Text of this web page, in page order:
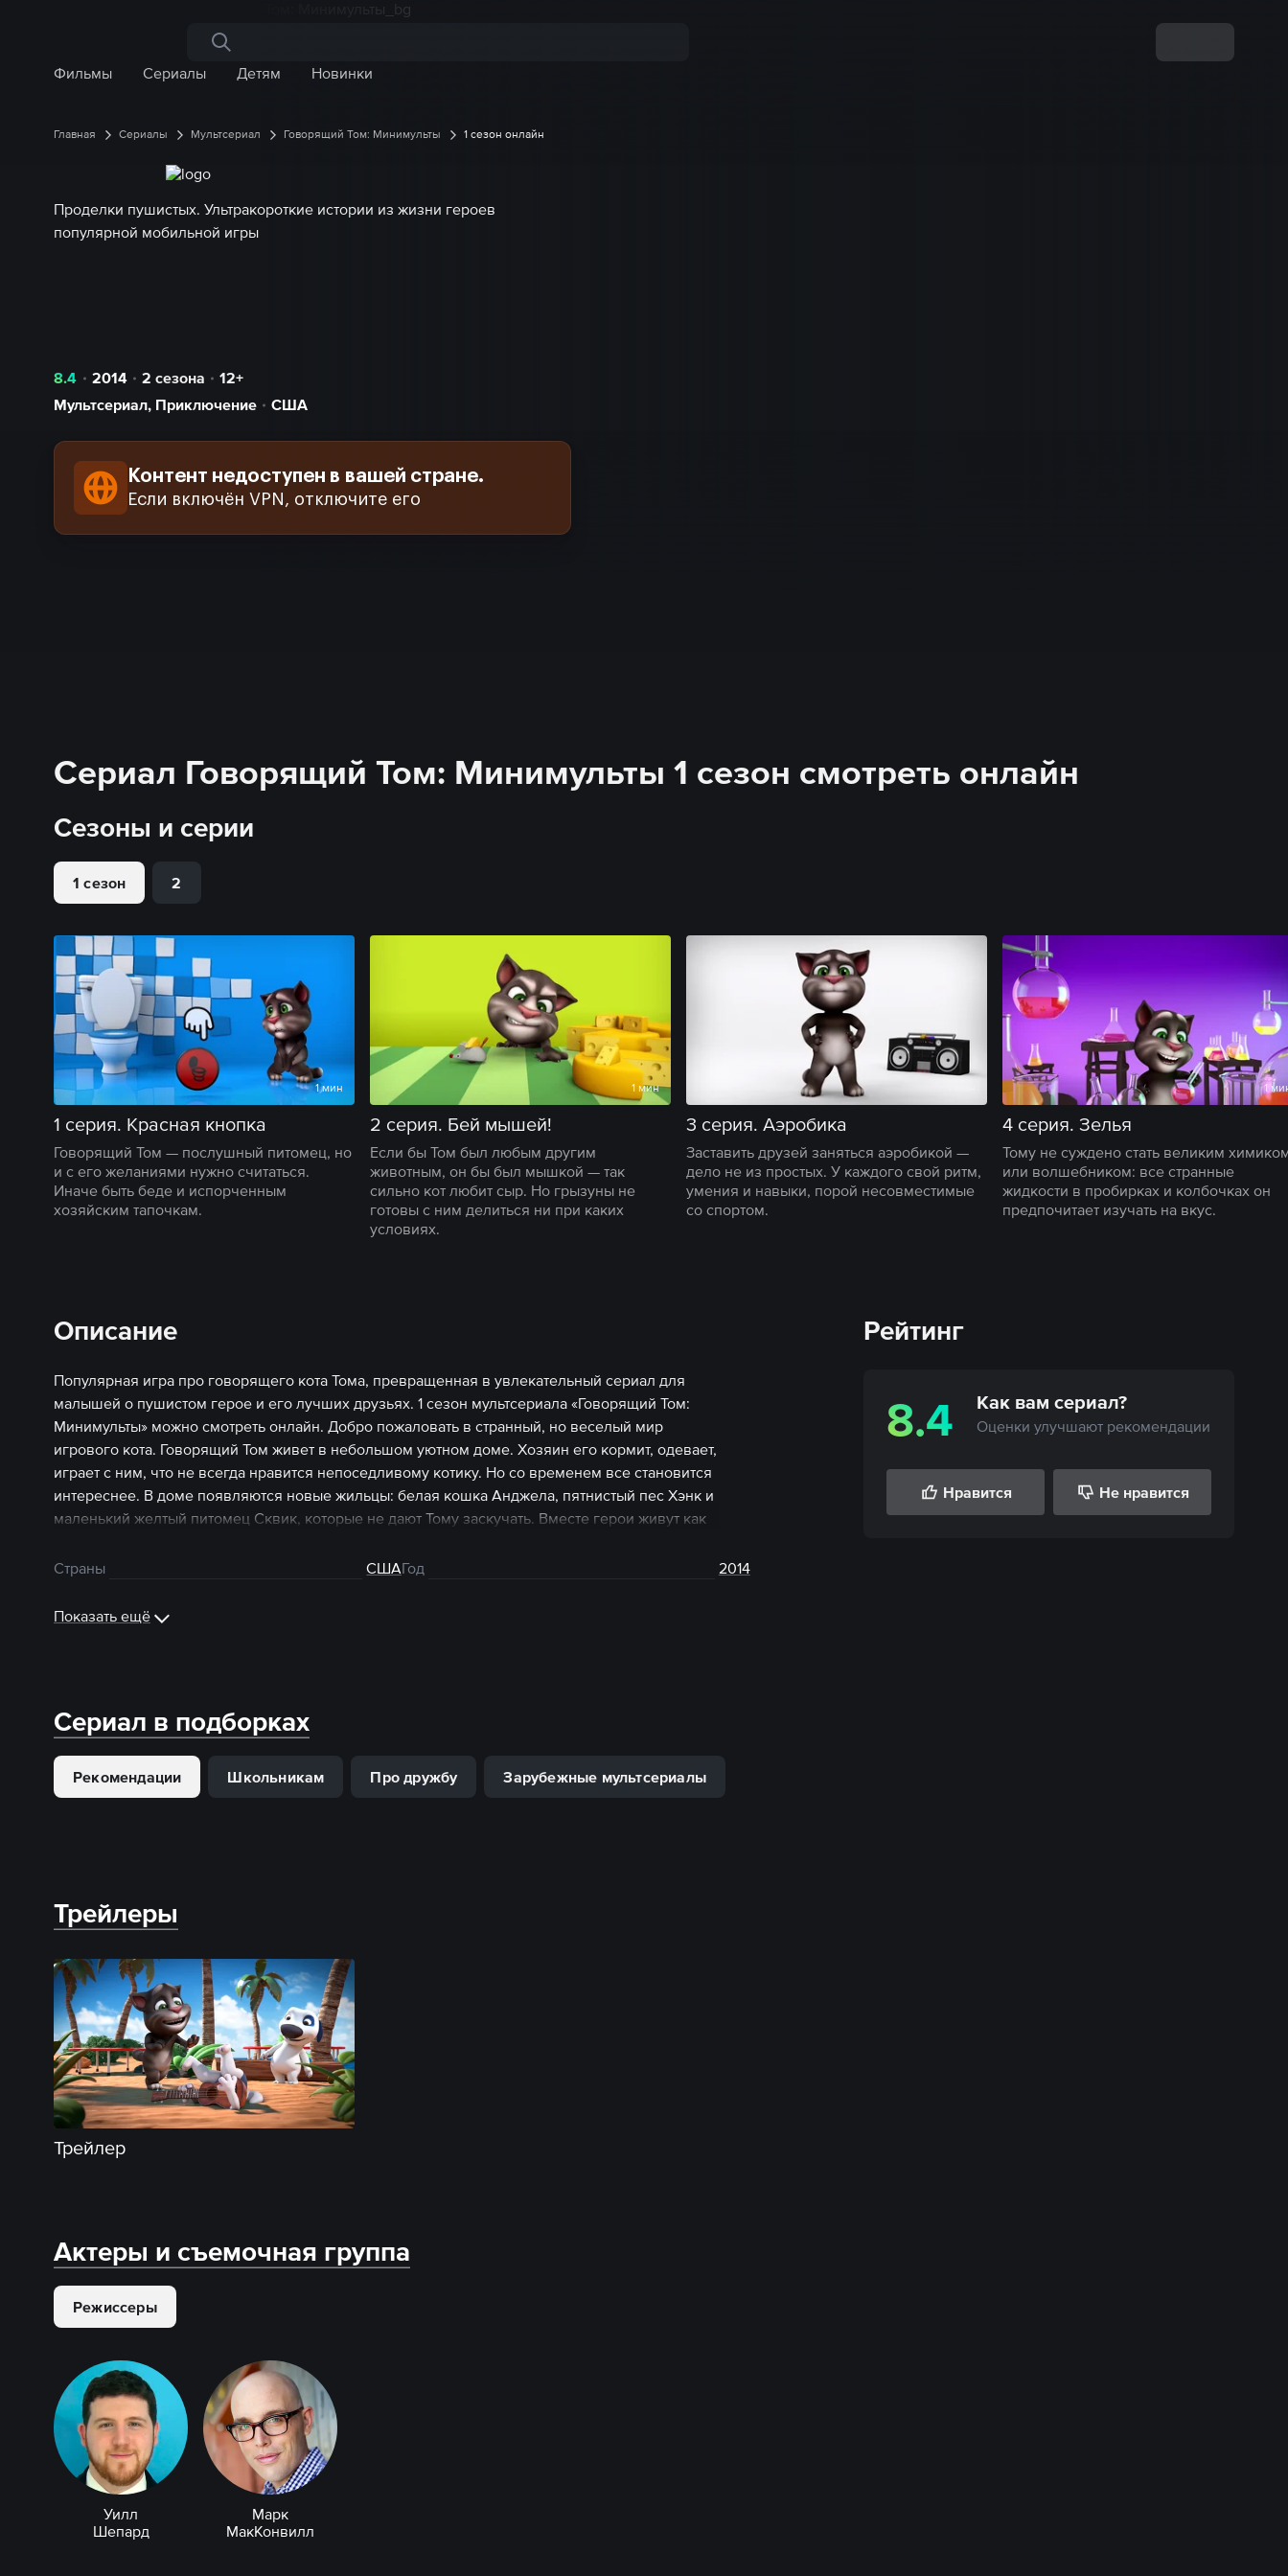
Поиск по сайту
Фильмы
Сериалы Детям Новинки
Главная Сериалы Мультсериал Говорящий Том: Минимульты 1 сезон онлайн
Проделки пушистых. Ультракороткие истории из жизни героев
популярной мобильной игры
8.4 2014 2 сезона
12+
Мультсериал, Приключение США
Контент недоступен в вашей стране.
Если включён VPN, отключите его
Сериал Говорящий Том: Минимульты 1 сезон смотреть онлайн
Сезоны и серии
1 сезон 2
1 мин
1 серия. Красная кнопка
Говорящий Том — послушный питомец, но
и с его желаниями нужно считаться.
Иначе быть беде и испорченным
хозяйским тапочкам.
1 мин
2 серия. Бей мышей!
Если бы Том был любым другим
животным, он бы был мышкой — так
сильно кот любит сыр. Но грызуны не
готовы с ним делиться ни при каких
условиях.
3 серия. Аэробика
Заставить друзей заняться аэробикой —
дело не из простых. У каждого свой ритм,
умения и навыки, порой несовместимые
со спортом.
1
4 серия. Зелья
Тому не суждено стать великим
или волшебником: все странные
жидкости в пробирках и колбочках он
предпочитает изучать на вкус.
Описание
Популярная игра про говорящего кота Тома, превращенная в увлекательный сериал для
малышей о пушистом герое и его лучших друзьях. 1 сезон мультсериала «Говорящий Том:
Минимульты» можно смотреть онлайн. Добро пожаловать в странный, но веселый мир
игрового кота. Говорящий Том живет в небольшом уютном доме. Хозяин его кормит, одевает,
играет с ним, что не всегда нравится непоседливому котику. Но со временем все становится
интереснее. В доме появляются новые жильцы: белая кошка Анджела, пятнистый пес Хэнк и
маленький желтый питомец Сквик, которые не дают Тому заскучать. Вместе герои живут как
Приходите в гости к разношерстной компании, они всегда рады гостям! Мультсериал
Страны СШАГод 2014
Показать ещё
Рейтинг
8.4 Как вам сериал?
Оценки улучшают рекомендации
Нравится Не нравится
Сериал в подборках
Рекомендации Школьникам Про дружбу Зарубежные мультсериалы
Трейлеры
Трейлер
Актеры и съемочная группа
Режиссеры
Уилл
Шепард
Марк
МакКонвилл